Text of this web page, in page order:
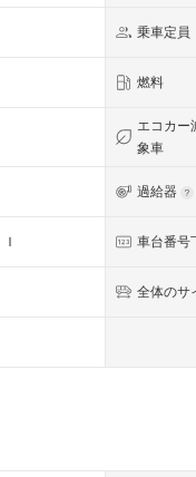
乗車定員
燃料
エコカー
象車
過給器
車台番号
全体のサ